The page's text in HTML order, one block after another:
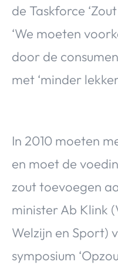
de Taskforce
‘We moeten
door de
met ‘minder
In 2010 moeten
en moet de
zout toevoegen
minister Ab Klink
Welzijn en Sport)
symposium